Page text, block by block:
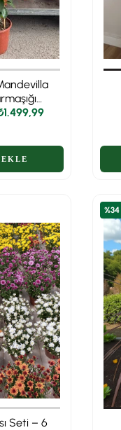
Seti – 6
%34